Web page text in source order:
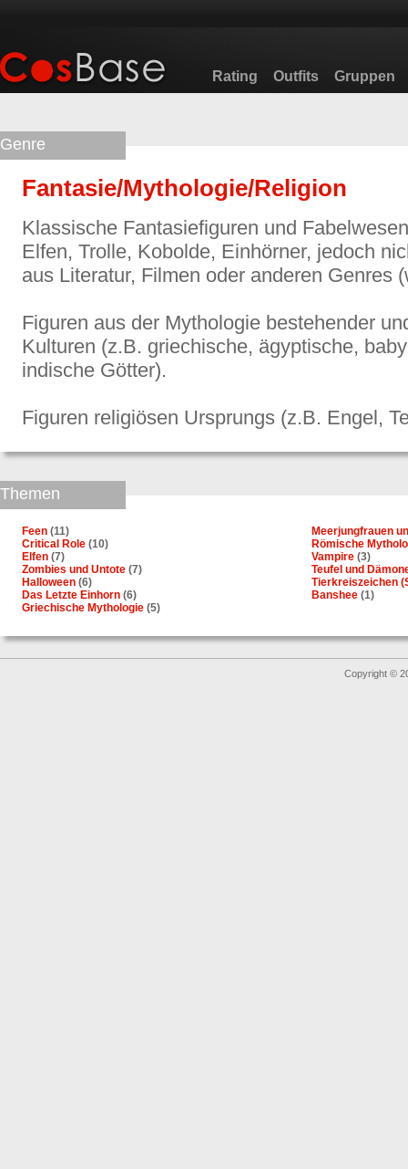
Rating Outfits Gruppen
Genre
Fantasie/Mythologie/Religion
Klassische Fantasiefiguren und
Elfen, Trolle, Kobolde, Einhörner, jedoch
aus Literatur, Filmen oder anderen Genres
Figuren aus der Mythologie bestehender
Kulturen (z.B. griechische, ägyptische,
indische Götter).
Figuren religiösen Ursprungs (z.B. Engel,
Themen
Feen (11)
Meerjungfrauen
Critical Role (10)
Römische
Elfen (7) Vampire (3)
Zombies und Untote (7)
Teufel und
Halloween (6)
Tierkreiszeichen
Das Letzte Einhorn (6) Banshee (1)
Griechische Mythologie (5)
Copyright ©